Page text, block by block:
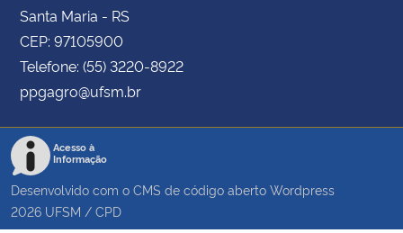
Santa Maria - RS
CEP: 97105900
Telefone: (55) 3220-8922
ppgagro@ufsm.br
Acesso à
Informação
Desenvolvido com o CMS de código aberto Wordpress
2026 UFSM / CPD